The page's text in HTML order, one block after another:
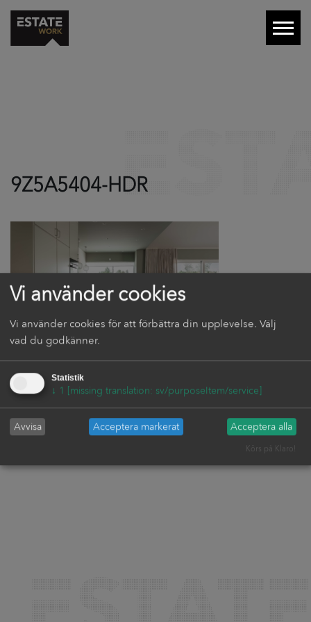
9Z5A5404-HDR
Vi använder cookies
Vi använder cookies för att förbättra din upplevelse. Välj
vad du godkänner.
Statistik
↓ 1 [missing translation: sv/purposeItem/service]
Avvisa Acceptera markerat Acceptera alla
Körs på Klaro!